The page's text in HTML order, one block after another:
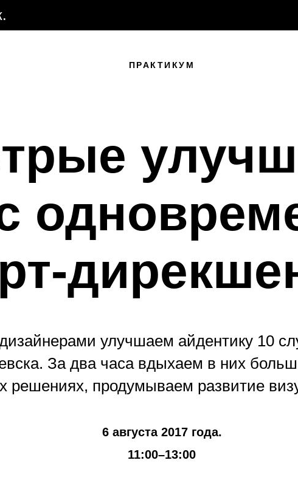
ПРАКТИКУМ
улучшаем айдентику 10
За два часа вдыхаем в них
решениях, продумываем развитие
6 августа 2017 года.
11:00–13:00